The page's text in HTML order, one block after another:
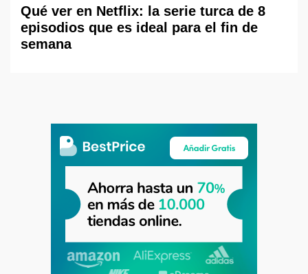
Qué ver en Netflix: la serie turca de 8
episodios que es ideal para el fin de
semana